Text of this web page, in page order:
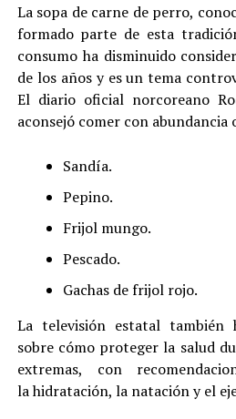
La sopa de carne de perro,
formado parte de esta
consumo ha disminuido
de los años y es un tema
El diario oficial norcoreano
aconsejó comer con
Sandía.
Pepino.
Frijol mungo.
Pescado.
Gachas de frijol rojo.
La televisión estatal también
sobre cómo proteger la salud
extremas, con
la hidratación, la natación y el